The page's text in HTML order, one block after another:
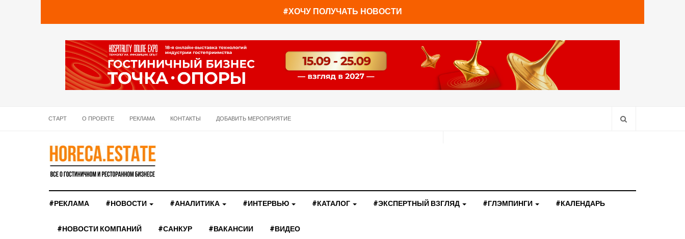
#ХОЧУ ПОЛУЧАТЬ НОВОСТИ
СТАРТ О ПРОЕКТЕ РЕКЛАМА КОНТАКТЫ ДОБАВИТЬ МЕРОПРИЯТИЕ
#РЕКЛАМА #НОВОСТИ #АНАЛИТИКА #ИНТЕРВЬЮ #КАТАЛОГ #ЭКСПЕРТНЫЙ ВЗГЛЯД #ГЛЭМПИНГИ #КАЛЕНДАРЬ
#НОВОСТИ КОМПАНИЙ #САНКУР #ВАКАНСИИ #ВИДЕО